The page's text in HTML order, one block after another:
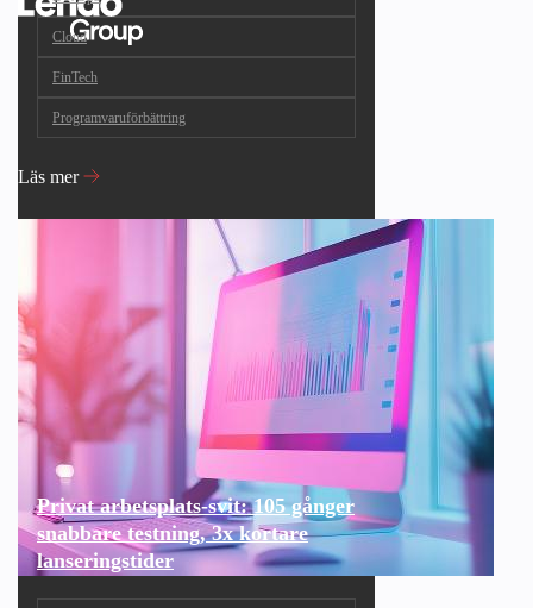
Cloud
FinTech
Programvaruförbättring
Läs mer
Privat arbetsplats-svit: 105 gånger
snabbare testning, 3x kortare
lanseringstider